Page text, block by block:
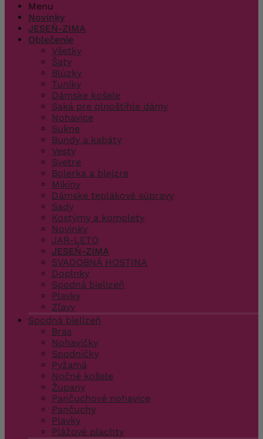
Menu
Novinky
JESEŇ-ZIMA
Oblečenie
Všetky
Šaty
Blúzky
Tuniky
Dámske košele
Saká pre plnoštíhle dámy
Nohavice
Sukne
Bundy a kabáty
Vesty
Svetre
Bolerka a blejzre
Mikiny
Dámske teplákové súpravy
Sady
Kostýmy a komplety
Novinky
JAR-LETO
JESEŇ-ZIMA
SVADOBNÁ HOSTINA
Doplnky
Spodná bielizeň
Plavky
Zľavy
Spodná bielizeň
Bras
Nohavičky
Spodničky
Pyžamá
Nočné košele
Župany
Pančuchové nohavice
Pančuchy
Plavky
Plážové plachty